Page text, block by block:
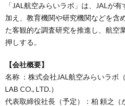
「JAL航空みらいラボ」は、JALが
加え、教育機関や研究機関などを含
た客観的な調査研究を推進し、航空
押しする。
【会社概要】
名称 ：株式会社JAL航空みらいラボ
LAB CO., LTD.）
代表取締役社長（予定）：柏 頼之